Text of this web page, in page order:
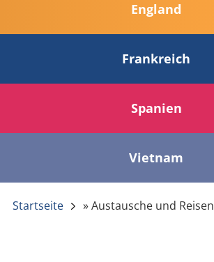
England
Frankreich
Spanien
Vietnam
Startseite »Austausche und Reisen